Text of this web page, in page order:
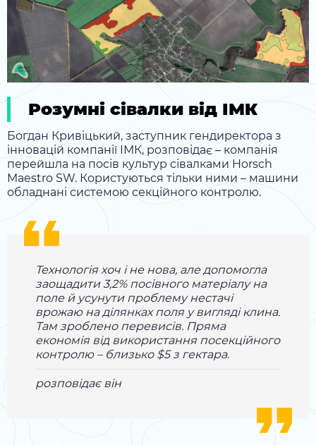
Розумні сівалки від ІМК
Богдан Кривіцький, заступник гендиректора з
інновацій компанії ІМК, розповідає – компанія
перейшла на посів культур сівалками Horsch
Maestro SW. Користуються тільки ними – машини
обладнані системою секційного контролю.
Технологія хоч і не нова, але допомогла
заощадити 3,2% посівного матеріалу на
поле й усунути проблему нестачі
врожаю на ділянках поля у вигляді клина.
Там зроблено перевисів. Пряма
економія від використання посекційного
контролю – близько $5 з гектара.
розповідає він